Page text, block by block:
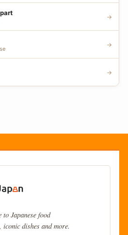
→
→
→
to Japanese food
dishes and more.